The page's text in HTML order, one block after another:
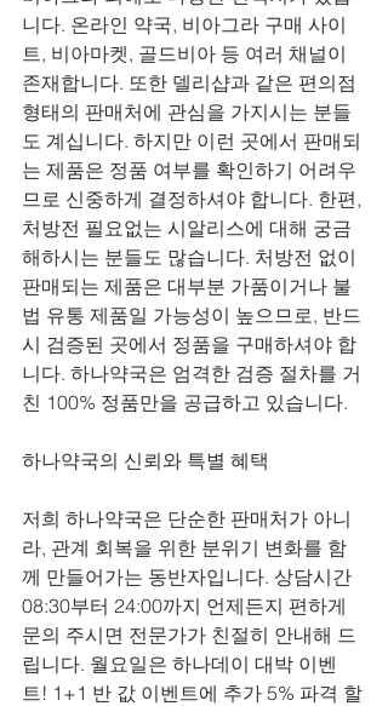
니다. 온라인 약국, 비아그라 구매 사이
트, 비아마켓, 골드비아 등 여러 채널이
존재합니다. 또한 델리샵과 같은 편의점
형태의 판매처에 관심을 가지시는 분들
도 계십니다. 하지만 이런 곳에서 판매되
는 제품은 정품 여부를 확인하기 어려우
므로 신중하게 결정하셔야 합니다. 한편,
처방전 필요없는 시알리스에 대해 궁금
해하시는 분들도 많습니다. 처방전 없이
판매되는 제품은 대부분 가품이거나 불
법 유통 제품일 가능성이 높으므로, 반드
시 검증된 곳에서 정품을 구매하셔야 합
니다. 하나약국은 엄격한 검증 절차를 거
친 100% 정품만을 공급하고 있습니다.
하나약국의 신뢰와 특별 혜택
저희 하나약국은 단순한 판매처가 아니
라, 관계 회복을 위한 분위기 변화를 함
께 만들어가는 동반자입니다. 상담시간
08:30부터 24:00까지 언제든지 편하게
문의 주시면 전문가가 친절히 안내해 드
립니다. 월요일은 하나데이 대박 이벤
트! 1+1 반 값 이벤트에 추가 5% 파격 할